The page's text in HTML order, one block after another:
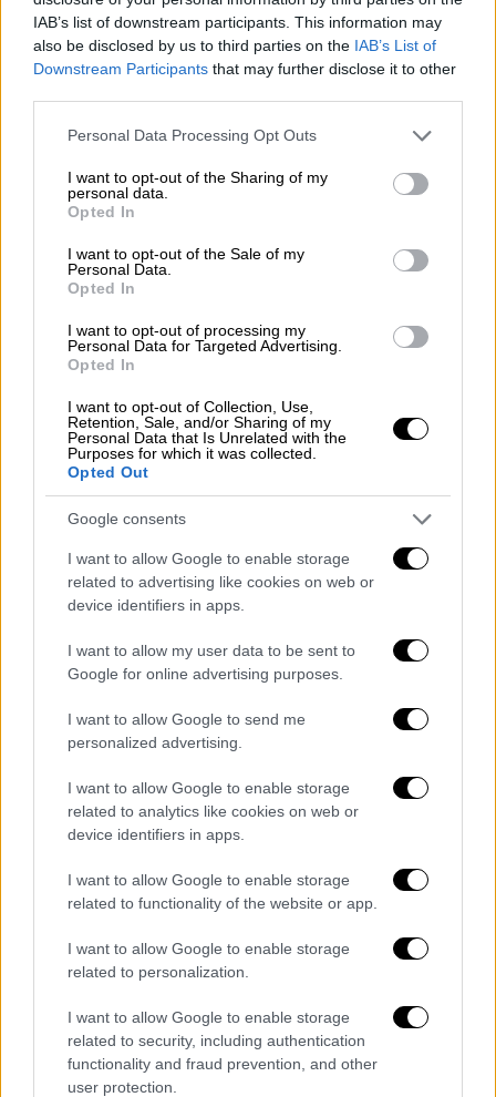
IAB’s list of downstream participants. This information may
also be disclosed by us to third parties on the IAB’s List of
Downstream Participants that may further disclose it to other
Please note that this website/app uses one or more Google
not limited to your visit or usage behaviour. You may click to
grant or deny consent to Google and its third-party tags to
use your data for below specified purposes in below Google
consent section.
Personal Data Processing Opt Outs
I want to opt-out of the Sharing of my
personal data.
Opted In
I want to opt-out of the Sale of my
Personal Data.
Opted In
I want to opt-out of processing my
Personal Data for Targeted Advertising.
Opted In
I want to opt-out of Collection, Use,
Retention, Sale, and/or Sharing of my
Personal Data that Is Unrelated with the
Purposes for which it was collected.
Opted Out
Google consents
I want to allow Google to enable storage
related to advertising like cookies on web or
device identifiers in apps.
I want to allow my user data to be sent to
Google for online advertising purposes.
I want to allow Google to send me
personalized advertising.
I want to allow Google to enable storage
related to analytics like cookies on web or
device identifiers in apps.
I want to allow Google to enable storage
related to functionality of the website or app.
I want to allow Google to enable storage
related to personalization.
I want to allow Google to enable storage
related to security, including authentication
functionality and fraud prevention, and other
user protection.
φαίνεται και στις φωτογραφίες, έβαλε το
αρνάκι με μόλις 4,95 ευρώ το κιλό, ενώ και
τα υπόλοιπα προϊόντα του, τα «χαρίζει»
βάζοντας πολύ χαμηλές τιμές!
201811230725174773-336x600.jpg